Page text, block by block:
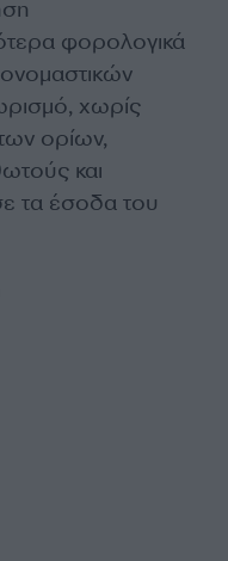
φορολογικά
χωρίς
ορίων,
και
τα έσοδα του